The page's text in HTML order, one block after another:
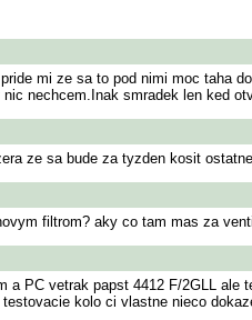
mi ze sa to pod nimi moc taha
nechcem.Inak smradek len ked
ze sa bude za tyzden kosit
filtrom? aky co tam mas za
PC vetrak papst 4412 F/2GLL
kolo ci vlastne nieco